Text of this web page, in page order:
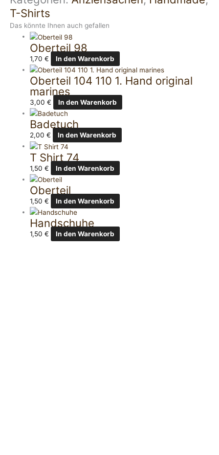
T-Shirts
Das könnte Ihnen auch gefallen
Oberteil 98
1,70€ In den Warenkorb
Oberteil 104 110 1. Hand original
marines
3,00€ In den Warenkorb
Badetuch
2,00€ In den Warenkorb
T Shirt 74
1,50€ In den Warenkorb
Oberteil
1,50€ In den Warenkorb
Handschuhe
1,50€ In den Warenkorb